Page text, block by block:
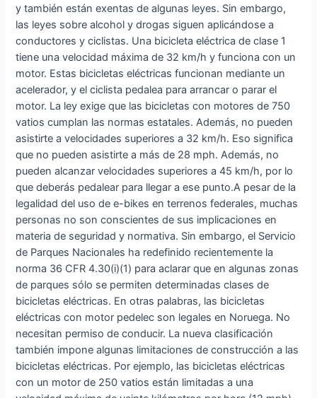
y también están exentas de algunas leyes. Sin embargo,
las leyes sobre alcohol y drogas siguen aplicándose a
conductores y ciclistas. Una bicicleta eléctrica de clase 1
tiene una velocidad máxima de 32 km/h y funciona con un
motor. Estas bicicletas eléctricas funcionan mediante un
acelerador, y el ciclista pedalea para arrancar o parar el
motor. La ley exige que las bicicletas con motores de 750
vatios cumplan las normas estatales. Además, no pueden
asistirte a velocidades superiores a 32 km/h. Eso significa
que no pueden asistirte a más de 28 mph. Además, no
pueden alcanzar velocidades superiores a 45 km/h, por lo
que deberás pedalear para llegar a ese punto.A pesar de la
legalidad del uso de e-bikes en terrenos federales, muchas
personas no son conscientes de sus implicaciones en
materia de seguridad y normativa. Sin embargo, el Servicio
de Parques Nacionales ha redefinido recientemente la
norma 36 CFR 4.30(i)(1) para aclarar que en algunas zonas
de parques sólo se permiten determinadas clases de
bicicletas eléctricas. En otras palabras, las bicicletas
eléctricas con motor pedelec son legales en Noruega. No
necesitan permiso de conducir. La nueva clasificación
también impone algunas limitaciones de construcción a las
bicicletas eléctricas. Por ejemplo, las bicicletas eléctricas
con un motor de 250 vatios están limitadas a una